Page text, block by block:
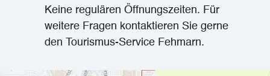
Keine regulären Öffnungszeiten. Für
weitere Fragen kontaktieren Sie gerne
den Tourismus-Service Fehmarn.